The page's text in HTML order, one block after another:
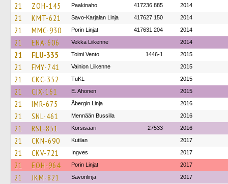
21 ZOH-145 Paakinaho 417236 885 2014
21 KMT-621 Savo-Karjalan Linja 417627 150 2014
21 MMC-930 Porin Linjat 417631 204 2014
21 ENA-606 Vekka Liikenne 2014
21 FLU-335 Toimi Vento 1446-1 2015
21 FMY-741 Vainion Liikenne 2015
21 CKC-352 TuKL 2015
21 CJX-161 E. Ahonen 2015
21 IMR-675 Åbergin Linja 2016
21 SNL-461 Mennään Bussilla 2016
21 RSL-851 Korsisaari 27533 2016
21 CKN-690 Kutilan 2017
21 CKV-721 Ingves 2017
21 EOH-964 Porin Linjat 2017
21 JKM-821 Savonlinja 2017